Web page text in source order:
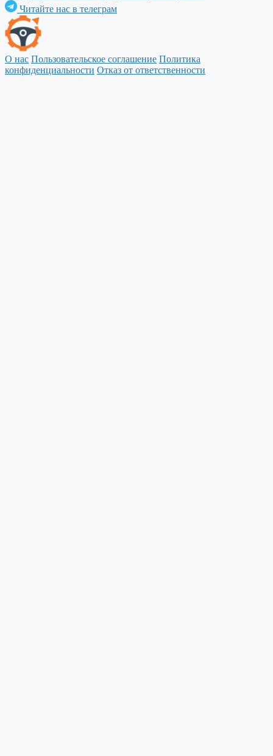
Читайте нас в телеграм
О нас Пользовательское соглашение Политика
конфиденциальности Отказ от ответственности